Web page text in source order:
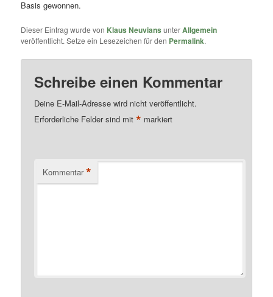
Basis gewonnen.
Dieser Eintrag wurde von Klaus Neuvians unterAllgemein
veröffentlicht. Setze ein Lesezeichen für den Permalink.
Schreibe einen Kommentar
Deine E-Mail-Adresse wird nicht veröffentlicht.
Erforderliche Felder sind mit* markiert
Kommentar *